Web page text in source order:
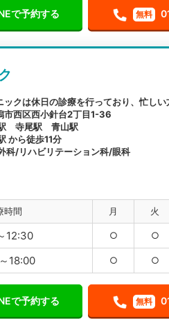
で予約する 無料
クは休日の診療を行っており、忙しい
市西区西小針台2丁目1-36
駅 寺尾駅 青山駅
から徒歩11分
科/リハビリテーション科/眼科
時間 月 火
12:30 ○ ○
18:00 ○ ○
で予約する 無料